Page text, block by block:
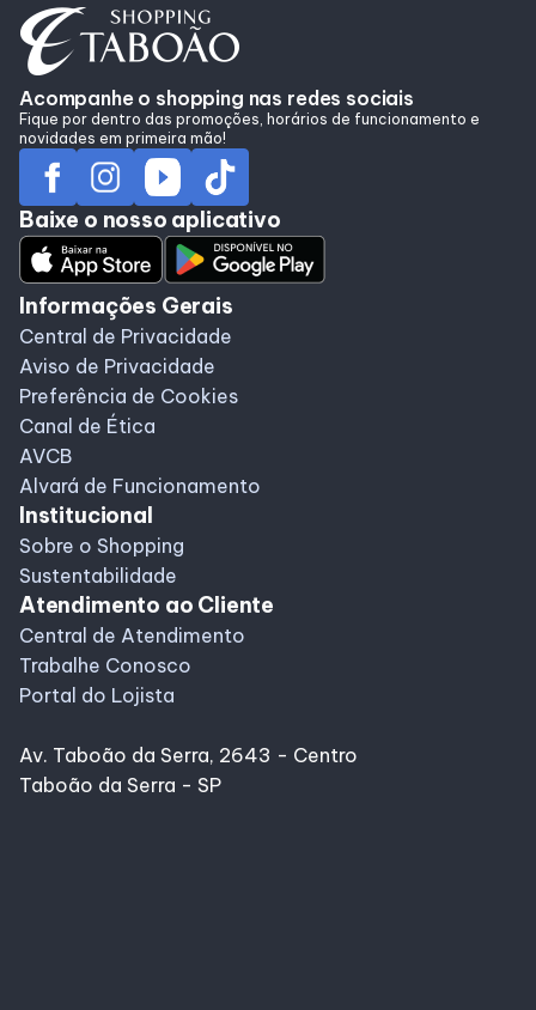
Delivery
Programa de Benefícios
Acompanhe o shopping nas redes sociais
Fique por dentro das promoções, horários de funcionamento e
novidades em primeira mão!
Baixe o nosso aplicativo
Informações Gerais
Central de Privacidade
Aviso de Privacidade
Preferência de Cookies
Canal de Ética
AVCB
Alvará de Funcionamento
Institucional
Sobre o Shopping
Sustentabilidade
Atendimento ao Cliente
Central de Atendimento
Trabalhe Conosco
Portal do Lojista
Av. Taboão da Serra, 2643 - Centro
Taboão da Serra - SP